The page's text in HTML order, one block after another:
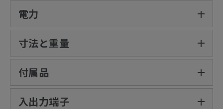
電力
寸法と重量
付属品
入出力端子‎